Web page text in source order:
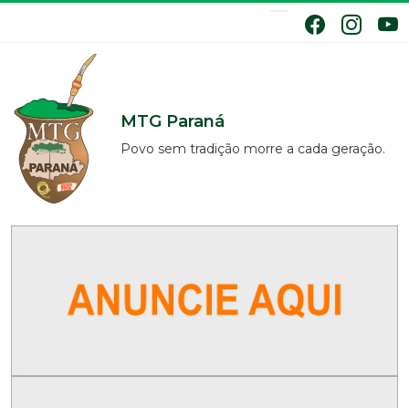
MTG Paraná
Povo sem tradição morre a cada geração.